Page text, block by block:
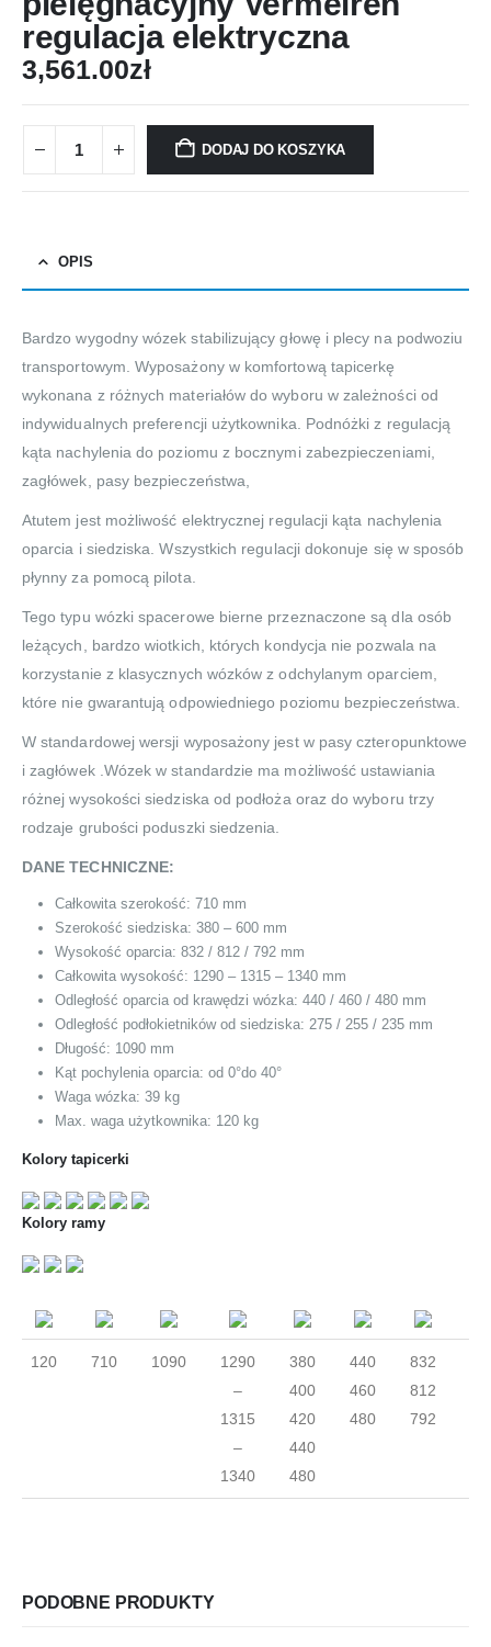
regulacja elektryczna
3,561.00zł
DODAJ DO KOSZYKA
OPIS
Bardzo wygodny wózek stabilizujący głowę i plecy na podwoziu
transportowym. Wyposażony w komfortową tapicerkę
wykonana z różnych materiałów do wyboru w zależności od
indywidualnych preferencji użytkownika. Podnóżki z regulacją
kąta nachylenia do poziomu z bocznymi zabezpieczeniami,
zagłówek, pasy bezpieczeństwa,
Atutem jest możliwość elektrycznej regulacji kąta nachylenia
oparcia i siedziska. Wszystkich regulacji dokonuje się w sposób
płynny za pomocą pilota.
Tego typu wózki spacerowe bierne przeznaczone są dla osób
leżących, bardzo wiotkich, których kondycja nie pozwala na
korzystanie z klasycznych wózków z odchylanym oparciem,
które nie gwarantują odpowiedniego poziomu bezpieczeństwa.
W standardowej wersji wyposażony jest w pasy czteropunktowe
i zagłówek .Wózek w standardzie ma możliwość ustawiania
różnej wysokości siedziska od podłoża oraz do wyboru trzy
rodzaje grubości poduszki siedzenia.
DANE TECHNICZNE:
Całkowita szerokość: 710 mm
Szerokość siedziska: 380 – 600 mm
Wysokość oparcia: 832 / 812 / 792 mm
Całkowita wysokość: 1290 – 1315 – 1340 mm
Odległość oparcia od krawędzi wózka: 440 / 460 / 480 mm
Odległość podłokietników od siedziska: 275 / 255 / 235 mm
Długość: 1090 mm
Kąt pochylenia oparcia: od 0°do 40°
Waga wózka: 39 kg
Max. waga użytkownika: 120 kg
Kolory tapicerki
Kolory ramy
120 710 1090
1290
–
1315
–
1340
380
400
420
440
480
440
460
480
832
812
792
PODOBNE PRODUKTY